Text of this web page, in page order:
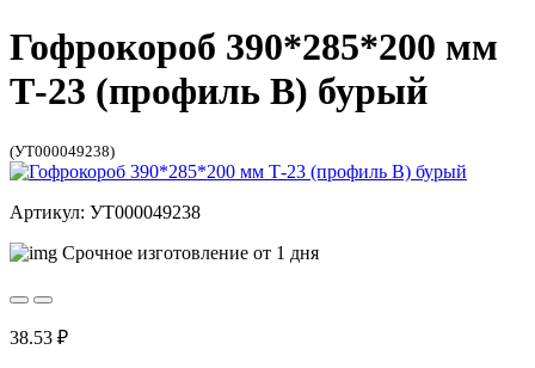
Гофрокороб 390*285*200 мм
Т-23 (профиль B) бурый
(УТ000049238)
Артикул: УТ000049238
Срочное изготовление от 1 дня
38.53 ₽